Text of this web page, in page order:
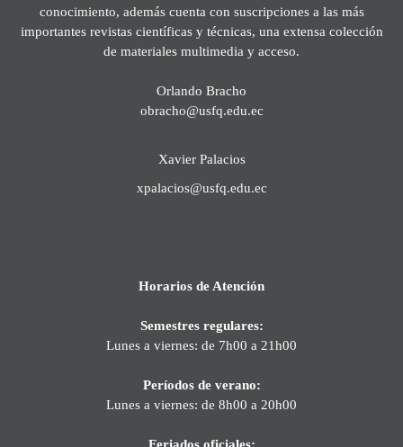
conocimiento, además cuenta con suscripciones a las más
importantes revistas científicas y técnicas, una extensa colección
de materiales multimedia y acceso.
Orlando Bracho
obracho@usfq.edu.ec
Xavier Palacios
xpalacios@usfq.edu.ec
Horarios de Atención
Semestres regulares:
Lunes a viernes: de 7h00 a 21h00
Períodos de verano:
Lunes a viernes: de 8h00 a 20h00
Feriados oficiales: